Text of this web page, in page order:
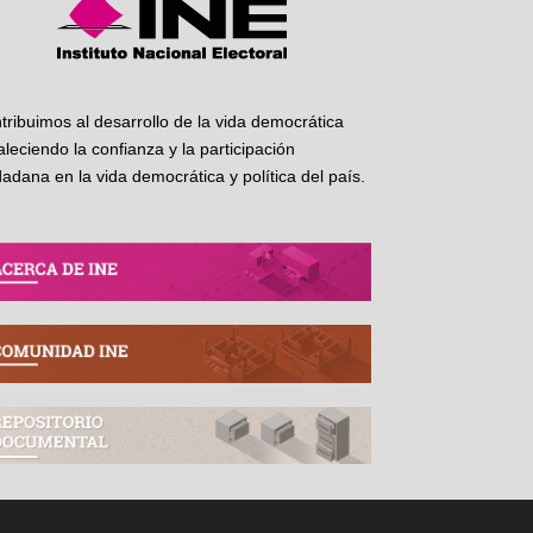
al desarrollo de la vida democrática
la confianza y la participación
en la vida democrática y política del país.